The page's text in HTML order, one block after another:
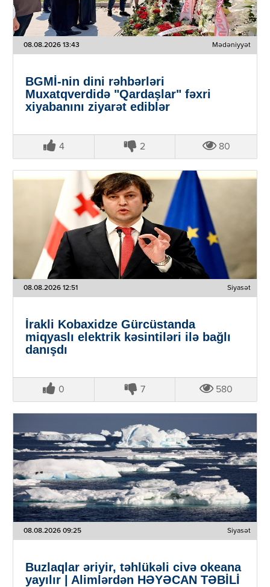
08.08.2026 13:43 Mədəniyyət
BGMİ-nin dini rəhbərləri
Muxatqverdidə "Qardaşlar" fəxri
xiyabanını ziyarət ediblər
4 2 80
08.08.2026 12:51 Siyasət
İrakli Kobaxidze Gürcüstanda
miqyaslı elektrik kəsintiləri ilə bağlı
danışdı
0 7 580
08.08.2026 09:25 Siyasət
Buzlaqlar əriyir, təhlükəli civə okeana
yayılır | Alimlərdən HƏYƏCAN TƏBİLİ